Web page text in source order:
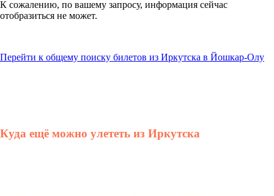
К сожалению, по вашему запросу, информация сейчас
отобразиться не может.
Перейти к общему поиску билетов из Иркутска в Йошкар-Олу
Куда ещё можно улететь из Иркутска